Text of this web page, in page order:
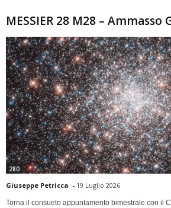
MESSIER 28 M28 – Ammasso
280
Giuseppe Petricca - 19 Luglio 2026
Torna il consueto appuntamento bimestrale con il